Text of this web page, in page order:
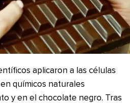
aplicaron a las células
químicos naturales
y en el chocolate negro. Tras